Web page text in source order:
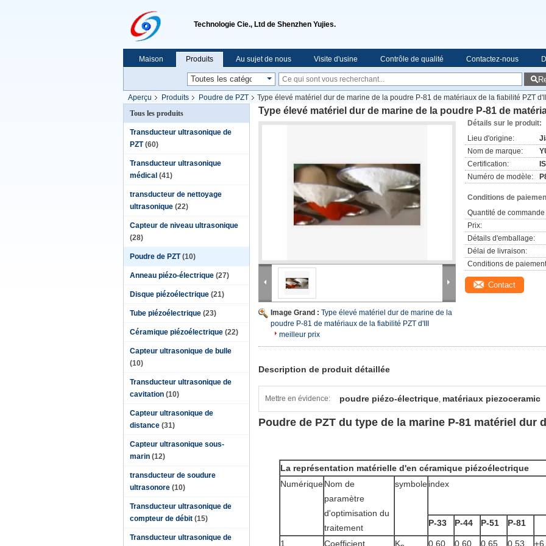
Technologie Cie., Ltd de Shenzhen Yujies.
Maison Produits Au sujet de nous Visite d'usine Contrôle de qualité Contactez-nous
Aperçu Produits Poudre de PZT
Type élevé matériel dur de marine de la poudre P-81 de matériaux de la fiabilité PZT
Tous les produits
Transducteur ultrasonique de
PZT (60)
Transducteur ultrasonique
médical (41)
transducteur de nettoyage
ultrasonique (22)
Capteur de niveau ultrasonique
(28)
Poudre de PZT (10)
Anneau piézo-électrique (27)
Disque piézoélectrique (21)
Tube piézoélectrique (23)
Céramique piézoélectrique (22)
Capteur ultrasonique de bulle
(10)
Transducteur ultrasonique de
cavitation (10)
Capteur ultrasonique de
distance (31)
Capteur ultrasonique sous-
marin (12)
transducteur de soudure
ultrasonore (10)
Transducteur ultrasonique de
compteur de débit (15)
Transducteur ultrasonique de
Type élevé matériel dur de marine de la poudre P-81 de
Image Grand : Type élevé matériel dur de marine de la
poudre P-81 de matériaux de la fiabilité PZT d'III
meilleur prix
Détails sur le produit:
Lieu d'origine:
Nom de marque:
Certification:
Numéro de modèle:
Conditions de
Quantité de
Prix:
Détails d'emballage:
Délai de livraison:
Conditions de
Contact
Description de produit détaillée
Mettre en évidence: poudre piézo-électrique, matériaux piezoceramic
Poudre de PZT du type de la marine P-81 matériel dur
La représentation matérielle d'en céramique piézoélectrique
NumériqueNom de
paramètre
d'optimisation du
traitement
symboleindex
P-33 P-44 P-51 P-81
1
Coefficient
K 0,60 0,60 0,65 0,53